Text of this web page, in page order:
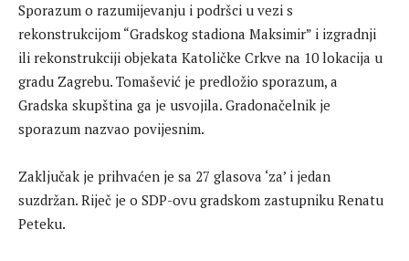
Sporazum o razumijevanju i podršci u vezi s
rekonstrukcijom “Gradskog stadiona Maksimir” i izgradnji
ili rekonstrukciji objekata Katoličke Crkve na 10 lokacija u
gradu Zagrebu. Tomašević je predložio sporazum, a
Gradska skupština ga je usvojila. Gradonačelnik je
sporazum nazvao povijesnim.
Zaključak je prihvaćen je sa 27 glasova ‘za’ i jedan
suzdržan. Riječ je o SDP-ovu gradskom zastupniku Renatu
Peteku.